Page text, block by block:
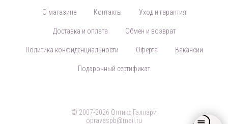
О магазине Контакты Уход и гарантия
Доставка и оплата Обмен и возврат
Политика конфиденциальности Оферта Вакансии
Подарочный сертификат
© 2007-2026 Оптикс Гэллэри
opravaspb@mail.ru